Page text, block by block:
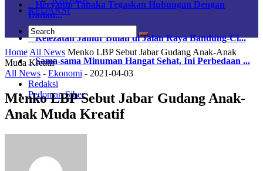
Heryanto Tanaka Tegaskan Hubungan Dengan
Dadan...
Kelezatan Jamur Bulan di Jalan Raya Bandung-Ci...
Sama-sama Minuman Hangat Sehat, Ini Perbedaan ...
Redaksi
Pedoman Siber
REDAKSI
Home All News Menko LBP Sebut Jabar Gudang Anak-Anak
Muda Kreatif
All News - Ekonomi - 2021-04-03
Menko LBP Sebut Jabar Gudang Anak-
Anak Muda Kreatif